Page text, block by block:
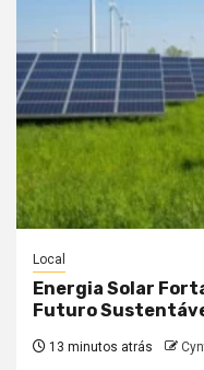
Local
Energia Solar
Futuro
13 minutos atrás